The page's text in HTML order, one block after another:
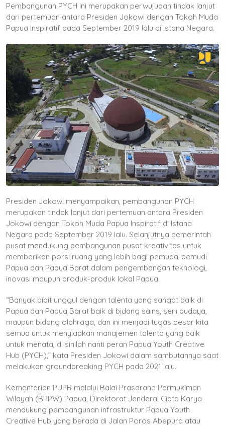
Pembangunan PYCH ini merupakan perwujudan tindak lanjut
dari pertemuan antara Presiden Jokowi dengan Tokoh Muda
Papua Inspiratif pada September 2019 lalu di Istana Negara.
Presiden Jokowi menyampaikan, pembangunan PYCH
merupakan tindak lanjut dari pertemuan antara Presiden
Jokowi dengan Tokoh Muda Papua Inspiratif di Istana
Negara pada September 2019 lalu. Selanjutnya pemerintah
pusat mendukung pembangunan pusat kreativitas untuk
memberikan porsi ruang yang lebih bagi pemuda-pemudi
Papua dan Papua Barat dalam pengembangan teknologi,
inovasi maupun produk-produk lokal Papua.
“Banyak bibit unggul dengan talenta yang sangat baik di
Papua dan Papua Barat baik di bidang sains, seni budaya,
maupun bidang olahraga, dan ini menjadi tugas besar kita
semua untuk menyiapkan manajemen talenta yang baik
untuk menata, di sinilah nanti peran Papua Youth Creative
Hub (PYCH),” kata Presiden Jokowi dalam sambutannya saat
melakukan groundbreaking PYCH pada 2021 lalu.
Kementerian PUPR melalui Balai Prasarana Permukiman
Wilayah (BPPW) Papua, Direktorat Jenderal Cipta Karya
mendukung pembangunan infrastruktur Papua Youth
Creative Hub yang berada di Jalan Poros Abepura atau